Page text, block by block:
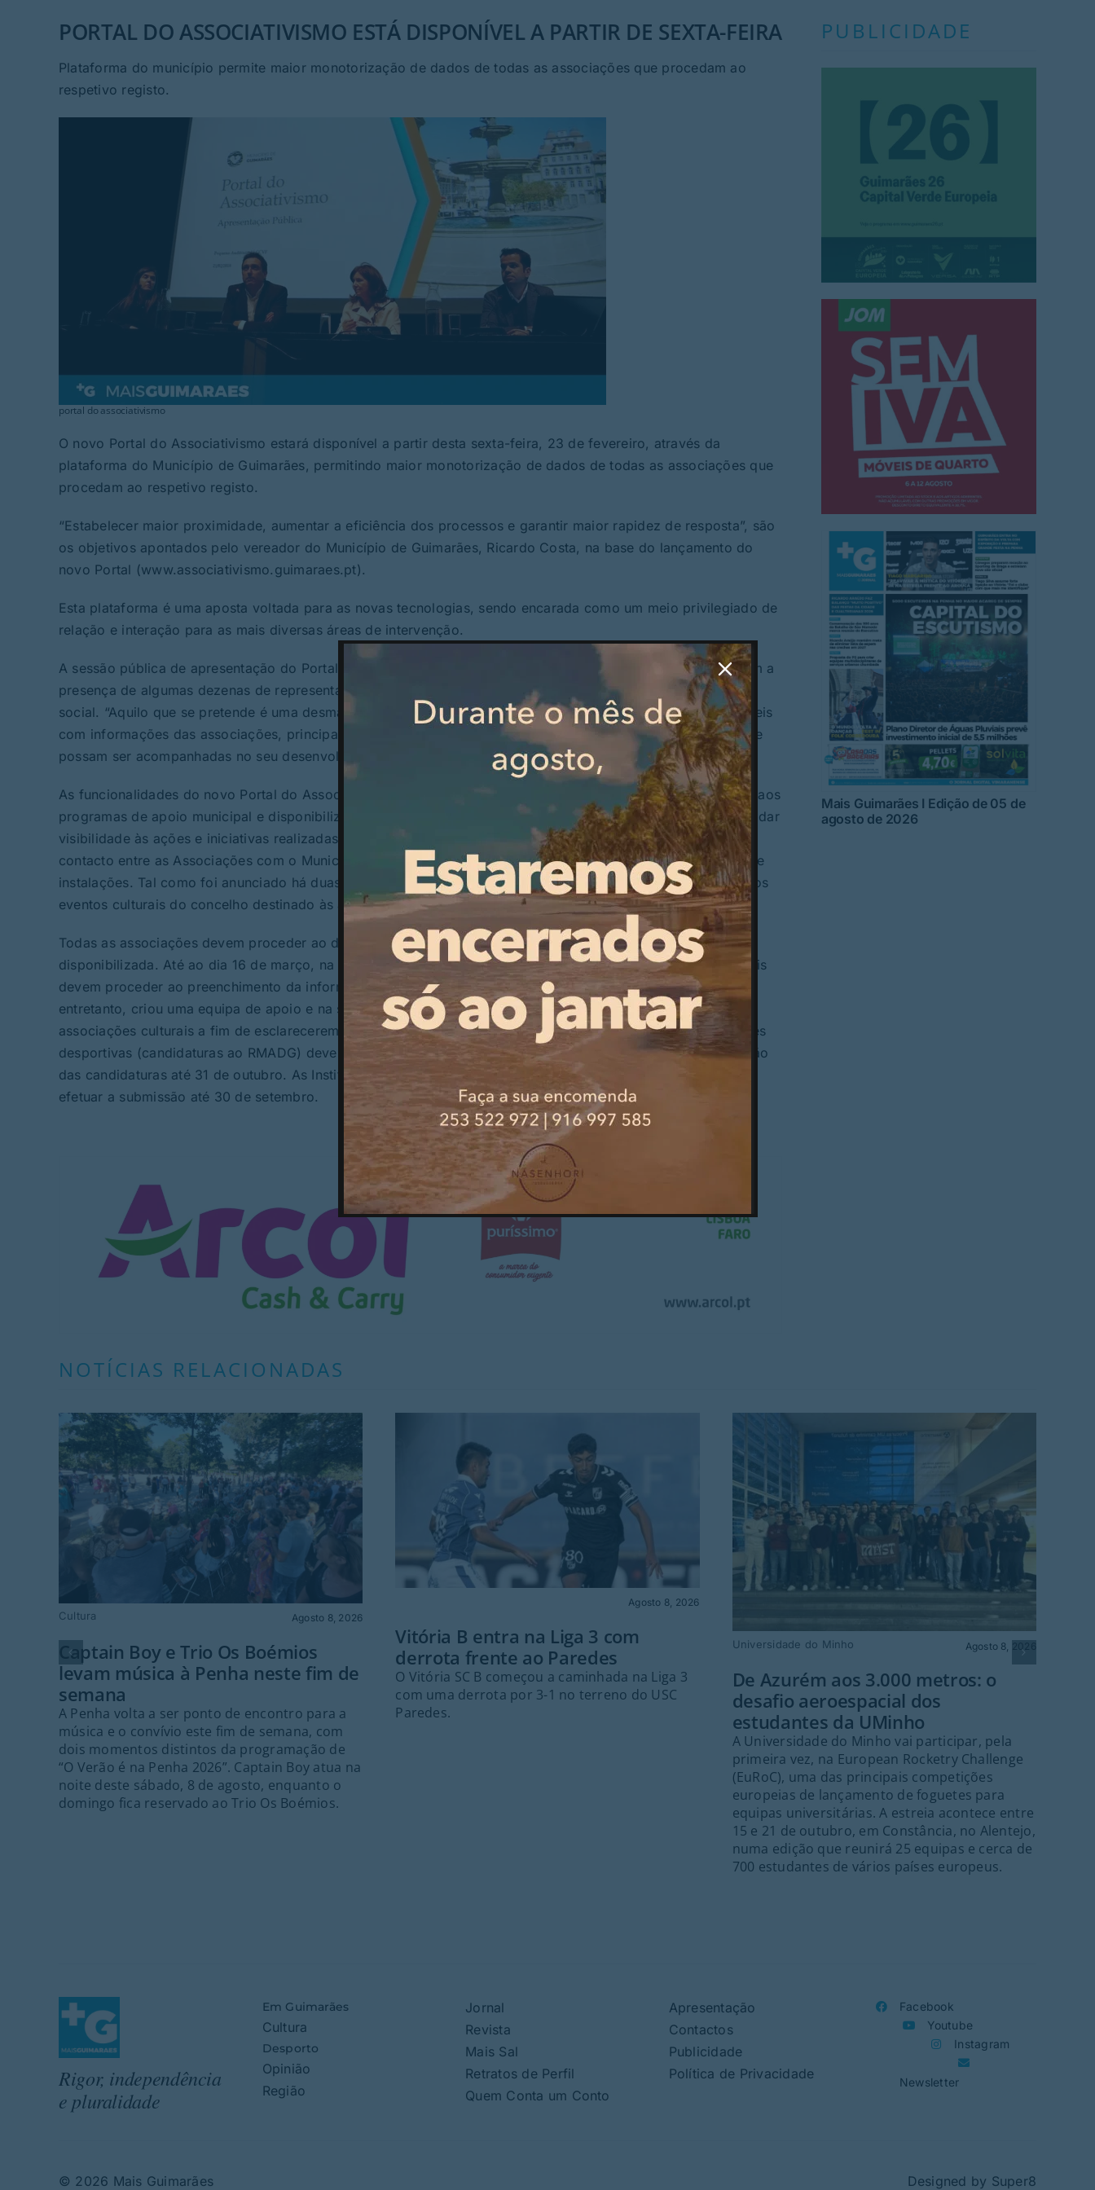
PORTAL DO ASSOCIATIVISMO ESTÁ DISPONÍVEL A PARTIR DE SEXTA-FEIRA
Plataforma do município permite maior monotorização de dados de todas as associações que procedam ao
respetivo registo.
portal do associativismo
O novo Portal do Associativismo estará disponível a partir desta sexta-feira, 23 de fevereiro, através da
plataforma do Município de Guimarães, permitindo maior monotorização de dados de todas as associações que
procedam ao respetivo registo.
“Estabelecer maior proximidade, aumentar a eficiência dos processos e garantir maior rapidez de resposta”, são
os objetivos apontados pelo vereador do Município de Guimarães, Ricardo Costa, na base do lançamento do
novo Portal (www.associativismo.guimaraes.pt).
Esta plataforma é uma aposta voltada para as novas tecnologias, sendo encarada como um meio privilegiado de
relação e interação para as mais diversas áreas de intervenção.
A sessão pública de apresentação do Portal decorreu na passada terça-feira, no Centro Cultural Vila Flor, com a
presença de algumas dezenas de representantes das associações do concelho, a nível desportivo, cultural e
social. “Aquilo que se pretende é uma desmaterialização de processos, cumprindo todos os campos disponíveis
com informações das associações, principalmente, as candidaturas submetidas aos subsídios por forma a que
possam ser acompanhadas no seu desenvolvimento”, explicou Ricardo Costa.
As funcionalidades do novo Portal do Associativismo são várias, como a desmaterialização das candidaturas aos
programas de apoio municipal e disponibilização centralizada de informação, intensificar a presença social e dar
visibilidade às ações e iniciativas realizadas pelas diferentes coletividades, conferindo um ponto único de
contacto entre as Associações com o Município, bem como a disposição de um sistema de partilha de meios e
instalações. Tal como foi anunciado há duas semanas, nesta plataforma irá incidir um calendário partilhado dos
eventos culturais do concelho destinado às associações.
Todas as associações devem proceder ao devido cadastro através de uma “palavra-passe” que será
disponibilizada. Até ao dia 16 de março, na sequência das candidaturas ao RMECARH, as associações culturais
devem proceder ao preenchimento da informação de base da constituição da associação. O município,
entretanto, criou uma equipa de apoio e na semana de 19 de março será promovido um workshop para as
associações culturais a fim de esclarecerem eventuais dúvidas na submissão das candidaturas. As associações
desportivas (candidaturas ao RMADG) devem submeter o Relatório das Atividades até 30 de junho e submissão
das candidaturas até 31 de outubro. As Instituições de Solidariedade Social (candidaturas ao RMISG) devem
efetuar a submissão até 30 de setembro.
PUBLICIDADE
PUBLICIDADE
Mais Guimarães I Edição de 05 de
agosto de 2026
NOTÍCIAS RELACIONADAS
Cultura Agosto 8, 2026
Captain Boy e Trio Os Boémios
levam música à Penha neste fim de
semana
A Penha volta a ser ponto de encontro para a
música e o convívio este fim de semana, com
dois momentos distintos da programação de
“O Verão é na Penha 2026”. Captain Boy atua na
noite deste sábado, 8 de agosto, enquanto o
domingo fica reservado ao Trio Os Boémios.
Agosto 8, 2026
Vitória B entra na Liga 3 com
derrota frente ao Paredes
O Vitória SC B começou a caminhada na Liga 3
com uma derrota por 3-1 no terreno do USC
Paredes.
Universidade do Minho Agosto 8, 2026
De Azurém aos 3.000 metros: o
desafio aeroespacial dos
estudantes da UMinho
A Universidade do Minho vai participar, pela
primeira vez, na European Rocketry Challenge
(EuRoC), uma das principais competições
europeias de lançamento de foguetes para
equipas universitárias. A estreia acontece entre
15 e 21 de outubro, em Constância, no Alentejo,
numa edição que reunirá 25 equipas e cerca de
700 estudantes de vários países europeus.
Rigor, independência
e pluralidade
Em Guimarães
Cultura
Desporto
Opinião
Região
Jornal
Revista
Mais Sal
Retratos de Perfil
Quem Conta um Conto
Apresentação
Contactos
Publicidade
Política de Privacidade
Facebook
Youtube
Instagram
Newsletter
© 2026 Mais Guimarães Designed by Super8